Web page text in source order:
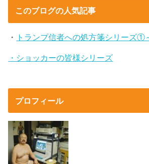
このブログの人気記事
・ トランプ信者への処方箋シリーズ
・ショッカーの皆様シリーズ
プロフィール